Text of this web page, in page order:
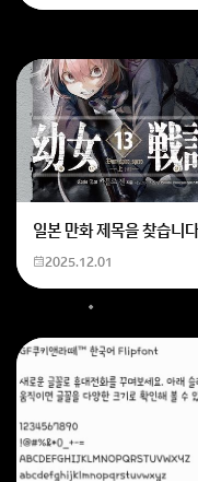
일본 만화 제목을 찾습니
2025.12.01